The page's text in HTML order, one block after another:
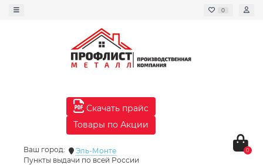
0
Скачать прайс
Товары по Акции
Ваш город:
Эль-Монте
Пункты выдачи по всей России
0